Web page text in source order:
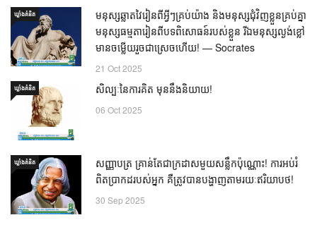
ឃ្លាំង​គំនិត
មនុស្សឆ្លាតវៃរៀនពីអ្វីៗគ្រប់យ៉ាង និងមនុស្សជុំវិញខ្លួនគ្រប់គ្នា
មនុស្សធម្មតារៀនពីបទពិសោធន៍របស់ខ្លួន រីឯមនុស្សល្ងង់ខ្លៅ
មានចម្លើយរួចជាស្រេចហើយ! — Socrates
21 Oct 2025
ឃ្លាំង​គំនិត សិល្បៈនៃការគិត មុននឹងនិយាយ!
06 Oct 2025
ឃ្លាំង​គំនិត
សញ្ញាបត្រ គ្រាន់តែជាក្រដាសមួយសន្លឹកប៉ុណ្ណោះ! ការអប់រំ
ពិតប្រាកដរបស់អ្នក គឺត្រូវបានបង្ហាញតាមរយៈឥរិយាបថ!
30 Sep 2025